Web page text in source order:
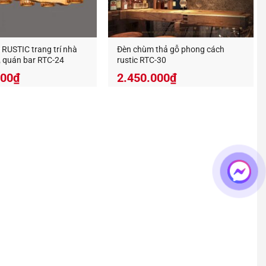
ổ thả trần decor ?
đẹp hơn, tuổi thọ lâu hơn và giữ được màu sắc
sản phẩm bạn nhé.
tôi khuyến khích bạn thường mở đèn để tránh
trang trí nhà
quán bar RTC-24
₫
Đèn chùm thả gỗ phong cách
rustic RTC-30
2.450.000₫